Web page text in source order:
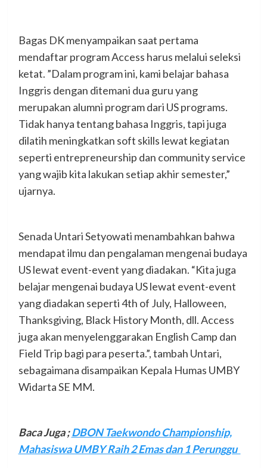
Bagas DK menyampaikan saat pertama
mendaftar program Access harus melalui seleksi
ketat. ”Dalam program ini, kami belajar bahasa
Inggris dengan ditemani dua guru yang
merupakan alumni program dari US programs.
Tidak hanya tentang bahasa Inggris, tapi juga
dilatih meningkatkan soft skills lewat kegiatan
seperti entrepreneurship dan community service
yang wajib kita lakukan setiap akhir semester,”
ujarnya.
Senada Untari Setyowati menambahkan bahwa
mendapat ilmu dan pengalaman mengenai budaya
US lewat event-event yang diadakan. “Kita juga
belajar mengenai budaya US lewat event-event
yang diadakan seperti 4th of July, Halloween,
Thanksgiving, Black History Month, dll. Access
juga akan menyelenggarakan English Camp dan
Field Trip bagi para peserta.”, tambah Untari,
sebagaimana disampaikan Kepala Humas UMBY
Widarta SE MM.
Baca Juga ;DBON Taekwondo Championship,
Mahasiswa UMBY Raih 2 Emas dan 1 Perunggu